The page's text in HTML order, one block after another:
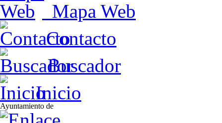
Mapa Web
Contacto
Buscador
Inicio
Ayuntamiento de